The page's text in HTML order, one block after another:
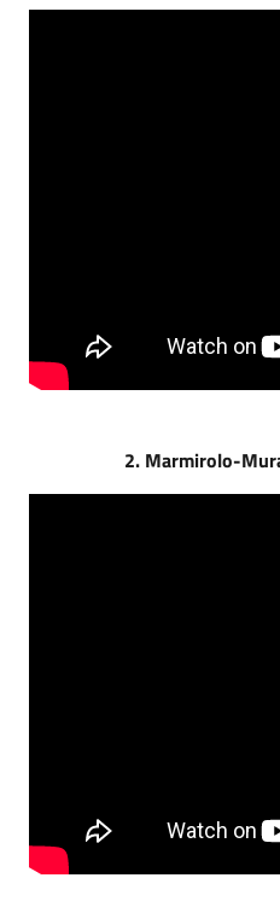
2. Marmirolo-